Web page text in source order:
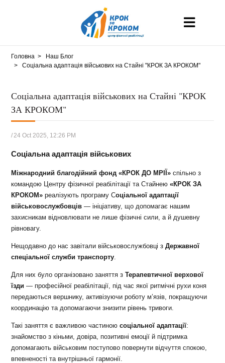
Головна
Наш Блог
Соціальна адаптація військових на Стайні "КРОК ЗА КРОКОМ"
Соціальна адаптація військових на Стайні "КРОК
ЗА КРОКОМ"
/ 24 Oct 2025, 12:26 PM
Соціальна адаптація військових
Міжнародний благодійний фонд «КРОК ДО МРІЇ» спільно з
командою Центру фізичної реабілітації та Стайнею«КРОК ЗА
КРОКОМ» реалізують програму Соціальної адаптації
військовослужбовців — ініціативу, що допомагає нашим
захисникам відновлювати не лише фізичні сили, а й душевну
рівновагу.
Нещодавно до нас завітали військовослужбовці зДержавної
спеціальної служби транспорту
Для них було організовано заняття зТерапевтичної верхової
їзди — професійної реабілітації, під час якої ритмічні рухи коня
передаються вершнику, активізуючи роботу м’язів, покращуючи
координацію та допомагаючи знизити рівень тривоги.
Такі заняття є важливою частиноюсоціальної адаптації:
знайомство з кіньми, довіра, позитивні емоції й підтримка
допомагають військовим поступово повернути відчуття спокою,
впевненості та внутрішньої гармонії.